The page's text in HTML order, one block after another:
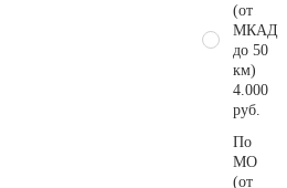
(от
МКАД
до 50
км)
4.000
руб.
По
МО
(от